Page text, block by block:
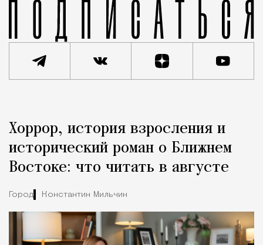
Город
Хоррор, история взросления и
исторический роман о Ближнем
Востоке: что читать в августе
Город Константин Мильчин